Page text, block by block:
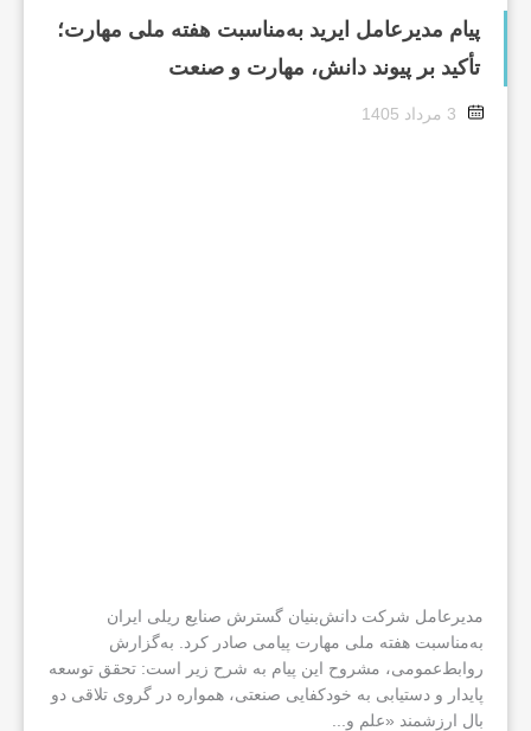
پیام مدیرعامل ایرید به‌مناسبت هفته ملی مهارت؛
تأکید بر پیوند دانش، مهارت و صنعت
3 مرداد 1405
مدیرعامل شرکت دانش‌بنیان گسترش صنایع ریلی ایران
به‌مناسبت هفته ملی مهارت پیامی صادر کرد. به‌گزارش
روابط‌عمومی، مشروح این پیام به شرح زیر است: تحقق توسعه
پایدار و دستیابی به خودکفایی صنعتی، همواره در گروی تلاقی دو
بال ارزشمند «علم و...